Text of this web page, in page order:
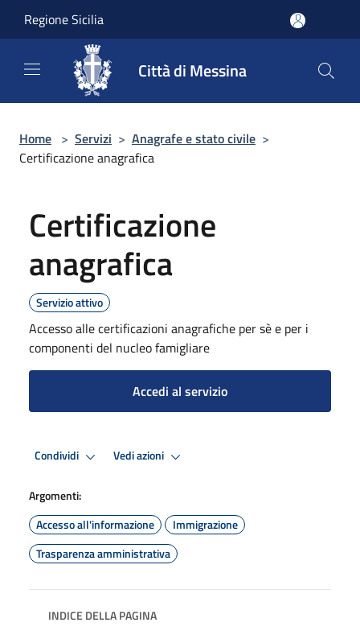
Regione Sicilia
Città di Messina
Home > Servizi > Anagrafe e stato civile >
Certificazione anagrafica
Certificazione
anagrafica
Servizio attivo
Accesso alle certificazioni anagrafiche per sè e per i
componenti del nucleo famigliare
Accedi al servizio
Condividi Vedi azioni
Argomenti:
Accesso all'informazione
Immigrazione
Trasparenza amministrativa
INDICE DELLA PAGINA